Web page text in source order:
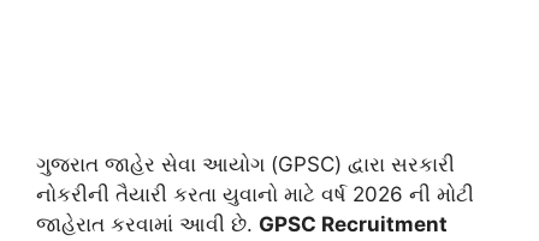
​ગુજરાત જાહેર સેવા આયોગ (GPSC) દ્વારા સરકારી
નોકરીની તૈયારી કરતા યુવાનો માટે વર્ષ 2026 ની મોટી
જાહેરાત કરવામાં આવી છે. GPSC Recruitment